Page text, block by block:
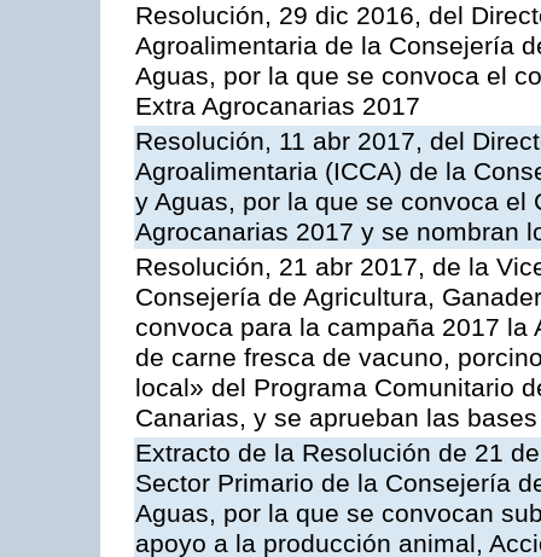
Resolución, 29 dic 2016, del
Agroalimentaria de la Consejería
Aguas, por la que se convoca el
Extra Agrocanarias 2017
Resolución, 11 abr 2017, del
Agroalimentaria (ICCA) de la
y Aguas, por la que se convoca el
Agrocanarias 2017 y se nombran
Resolución, 21 abr 2017, de la
Consejería de Agricultura,
convoca para la campaña 2017
de carne fresca de vacuno,
local» del Programa Comunitario
Canarias, y se aprueban las
Extracto de la Resolución de 21
Sector Primario de la Consejería
Aguas, por la que se convocan
apoyo a la producción animal,